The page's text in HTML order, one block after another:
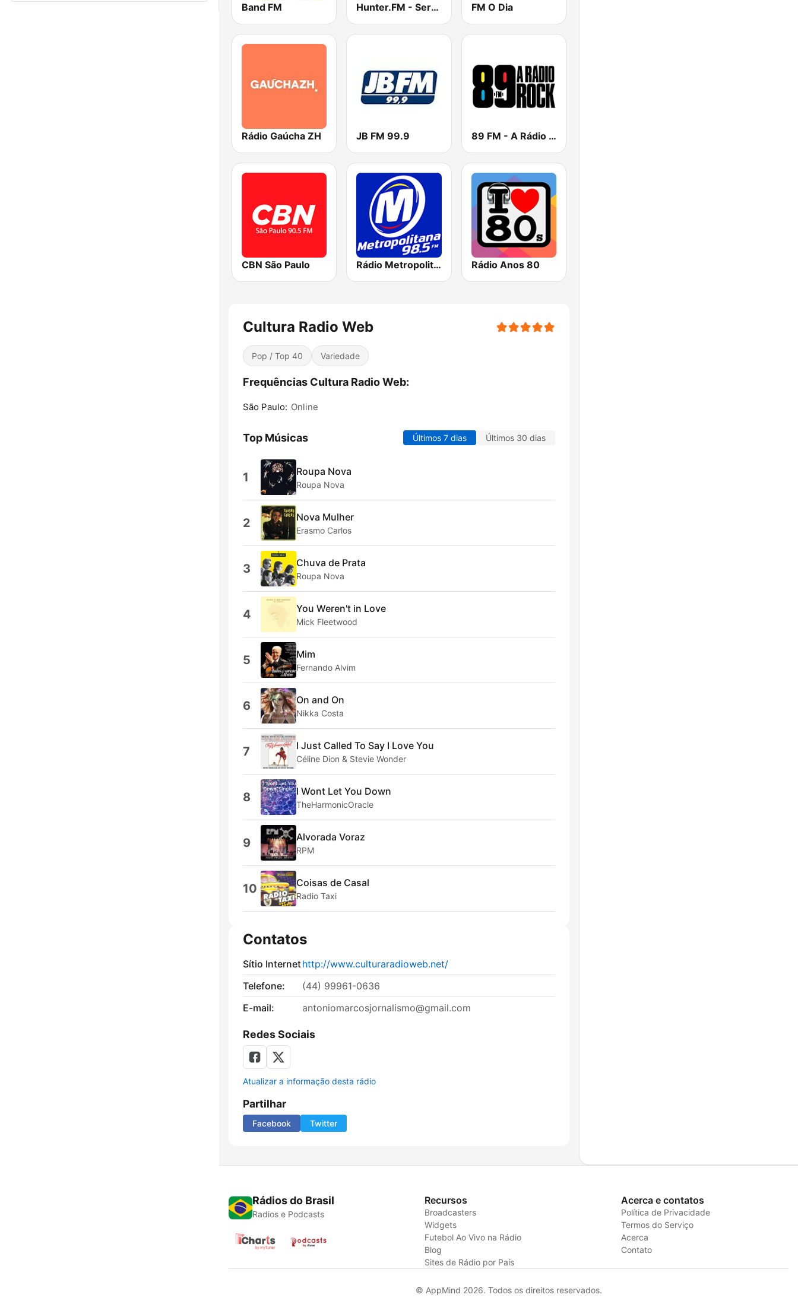
Band FM Hunter.FM - Sertanejo FM O Dia
Rádio Gaúcha ZH JB FM 99.9 89 FM - A Rádio Rock
CBN São Paulo Rádio Metropolitana 98.5 FM Rádio Anos 80
Cultura Radio Web
Pop / Top 40 Variedade
Frequências Cultura Radio Web:
São Paulo: Online
Top Músicas Últimos 7 dias Últimos 30 dias
1 Roupa Nova
Roupa Nova
2 Nova Mulher
Erasmo Carlos
3 Chuva de Prata
Roupa Nova
4 You Weren't in Love
Mick Fleetwood
5 Mim
Fernando Alvim
6 On and On
Nikka Costa
7 I Just Called To Say I Love You
Céline Dion & Stevie Wonder
8 I Wont Let You Down
TheHarmonicOracle
9 Alvorada Voraz
RPM
10 Coisas de Casal
Radio Taxi
Contatos
Sítio Internethttp://www.culturaradioweb.net/
Telefone:
(44) 99961-0636
E-mail:
antoniomarcosjornalismo@gmail.com
Redes Sociais
Atualizar a informação desta rádio
Partilhar
Facebook Twitter
Rádios do Brasil
Radios e Podcasts
Recursos
Broadcasters
Widgets
Futebol Ao Vivo na Rádio
Blog
Sites de Rádio por País
Acerca e contatos
Política de Privacidade
Termos do Serviço
Acerca
Contato
© AppMind 2026. Todos os direitos reservados.